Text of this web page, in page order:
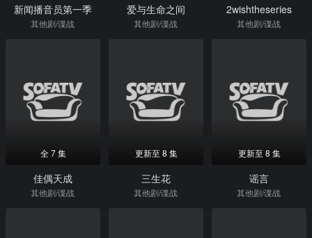
新闻播音员第一季
其他剧/谍战
爱与生命之间
其他剧/谍战
2wishtheseries
其他剧/谍战
全 7 集
佳偶天成
其他剧/谍战
更新至 8 集
三生花
其他剧/谍战
更新至 8 集
谣言
其他剧/谍战